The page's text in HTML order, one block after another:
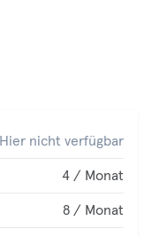
Hier nicht verfügbar
4 / Monat
8 / Monat